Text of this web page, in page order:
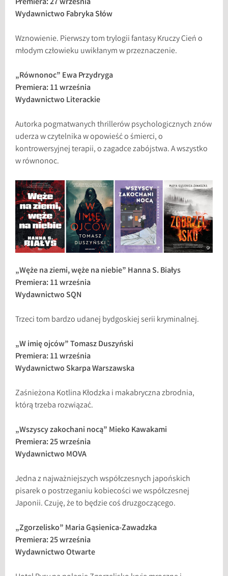
Wydawnictwo Fabryka Słów
Wznowienie. Pierwszy tom trylogii fantasy Kruczy Cień o
młodym człowieku uwikłanym w przeznaczenie.
„Równonoc” Ewa Przydryga
Premiera: 11 września
Wydawnictwo Literackie
Autorka pogmatwanych thrillerów psychologicznych znów
uderza w czytelnika w opowieść o śmierci, o
kontrowersyjnej terapii, o zagadce zabójstwa. A wszystko
w równonoc.
„Węże na ziemi, węże na niebie” Hanna S. Białys
Premiera: 11 września
Wydawnictwo SQN
Trzeci tom bardzo udanej bydgoskiej serii kryminalnej.
„W imię ojców” Tomasz Duszyński
Premiera: 11 września
Wydawnictwo Skarpa Warszawska
Zaśnieżona Kotlina Kłodzka i makabryczna zbrodnia,
którą trzeba rozwiązać.
„Wszyscy zakochani nocą” Mieko Kawakami
Premiera: 25 września
Wydawnictwo MOVA
Jedna z najważniejszych współczesnych japońskich
pisarek o postrzeganiu kobiecości we współczesnej
Japonii. Czuję, że to będzie coś druzgoczącego.
„Zgorzelisko” Maria Gąsienica-Zawadzka
Premiera: 25 września
Wydawnictwo Otwarte